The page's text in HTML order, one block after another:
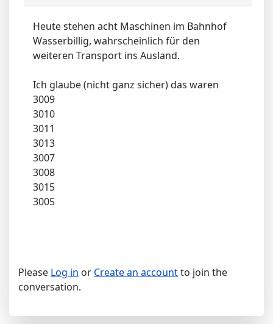
Heute stehen acht Maschinen im Bahnhof
Wasserbillig, wahrscheinlich für den
weiteren Transport ins Ausland.
Ich glaube (nicht ganz sicher) das waren
3009
3010
3011
3013
3007
3008
3015
3005
Please Log in or Create an accountto join the
conversation.